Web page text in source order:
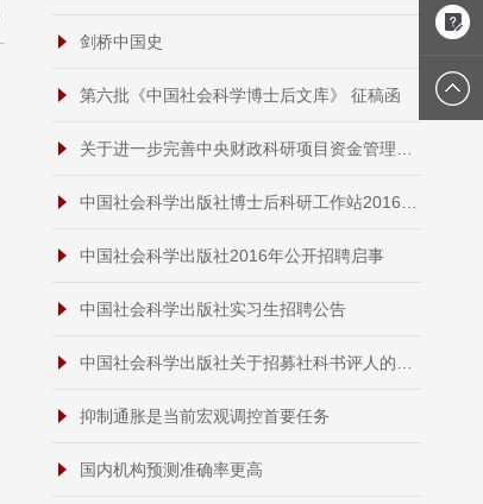
剑桥中国史
第六批《中国社会科学博士后文库》 征稿函
中国社会科学出版社2016年公开招聘启事
中国社会科学出版社实习生招聘公告
抑制通胀是当前宏观调控首要任务
国内机构预测准确率更高